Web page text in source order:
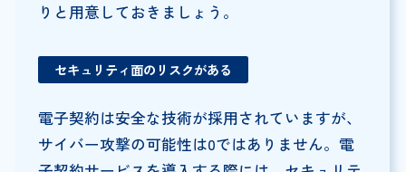
りと用意しておきましょう。
セキュリティ面のリスクがある
電子契約は安全な技術が採用されていますが、
サイバー攻撃の可能性は0ではありません。電